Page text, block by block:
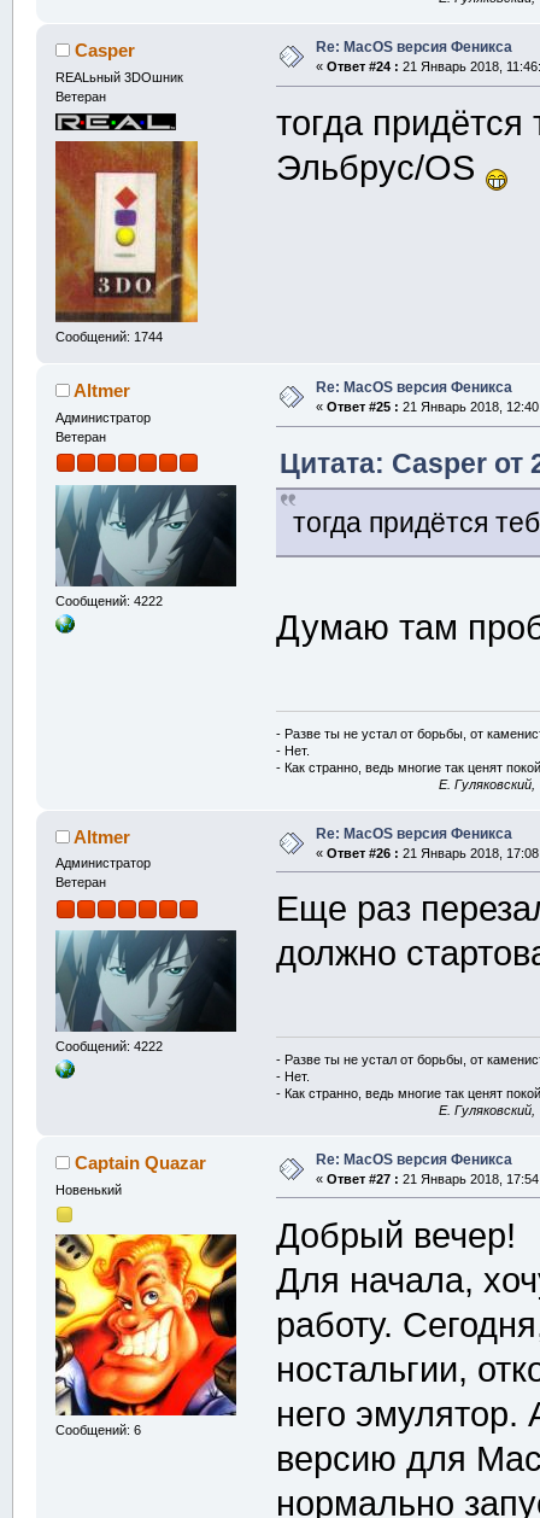
Casper
REALьный 3DOшник
Ветеран
Сообщений: 1744
Re: MacOS версия Феникса
« Ответ #24 : 21 Январь 2018,
тогда придётся
Эльбрус/OS
Altmer
Администратор
Ветеран
Сообщений: 4222
Re: MacOS версия Феникса
« Ответ #25 : 21 Январь 2018,
Цитата: Casper от
тогда придётся
Думаю там
- Разве ты не устал от борьбы, от
- Нет.
- Как странно, ведь многие так ценят
E.
Altmer
Администратор
Ветеран
Сообщений: 4222
Re: MacOS версия Феникса
« Ответ #26 : 21 Январь 2018,
Еще раз
должно
- Разве ты не устал от борьбы, от
- Нет.
- Как странно, ведь многие так ценят
E.
Captain Quazar
Новенький
Сообщений: 6
Re: MacOS версия Феникса
« Ответ #27 : 21 Январь 2018,
Добрый вечер!
Для начала,
работу.
ностальгии,
него эмулятор.
версию для
нормально